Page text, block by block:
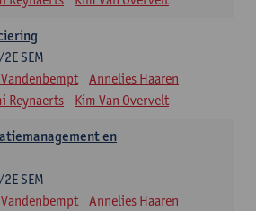
SEM
Annelies Haaren
Reynaerts
Kim Van Overvelt
en
SEM
Annelies Haaren